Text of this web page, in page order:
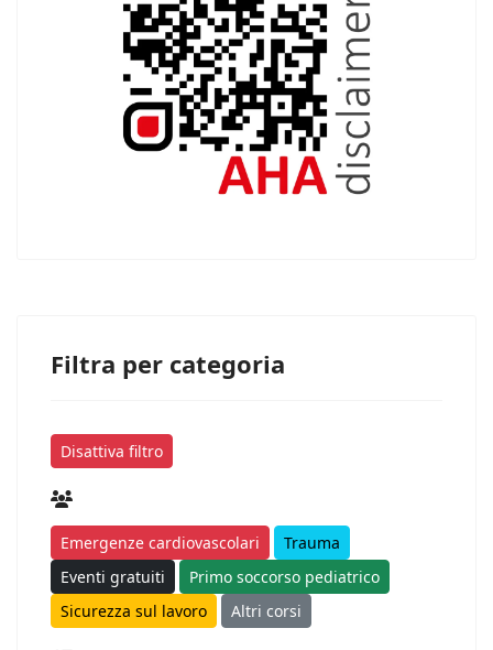
Filtra per categoria
Disattiva filtro
Emergenze cardiovascolari
Trauma
Eventi gratuiti
Primo soccorso pediatrico
Sicurezza sul lavoro
Altri corsi